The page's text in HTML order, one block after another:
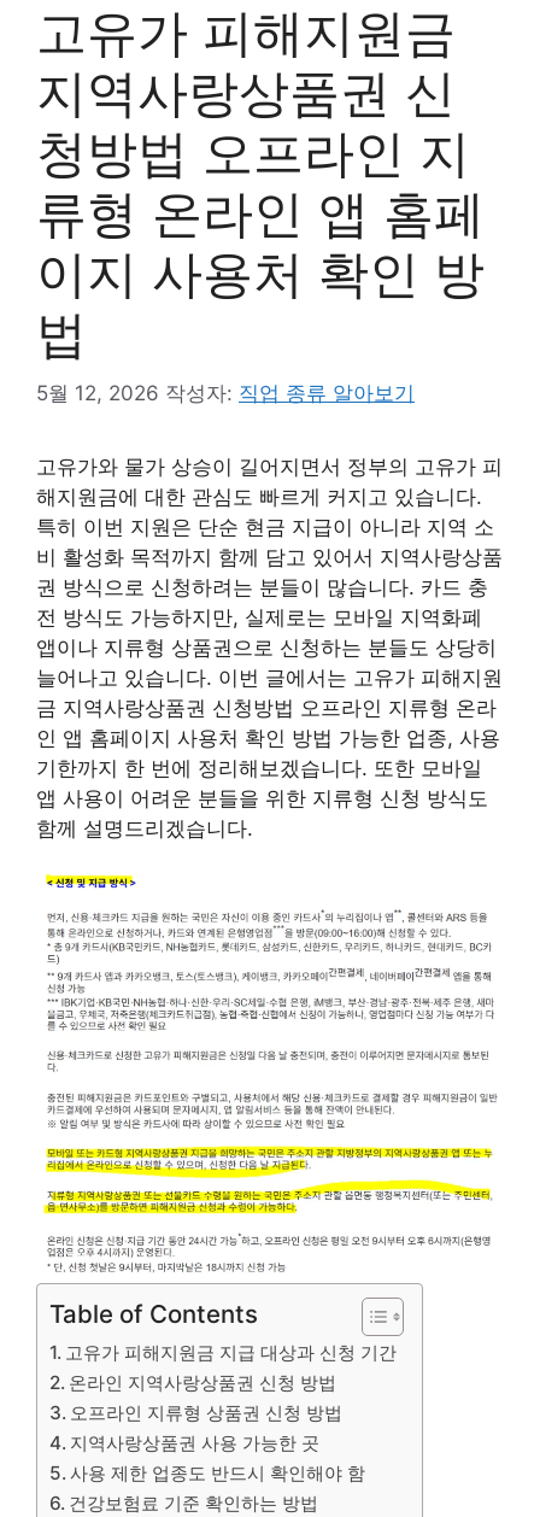
고유가 피해지원금
지역사랑상품권 신
청방법 오프라인 지
류형 온라인 앱 홈페
이지 사용처 확인 방
법
5월 12, 2026 작성자: 직업 종류 알아보기
고유가와 물가 상승이 길어지면서 정부의 고유가 피
해지원금에 대한 관심도 빠르게 커지고 있습니다.
특히 이번 지원은 단순 현금 지급이 아니라 지역 소
비 활성화 목적까지 함께 담고 있어서 지역사랑상품
권 방식으로 신청하려는 분들이 많습니다. 카드 충
전 방식도 가능하지만, 실제로는 모바일 지역화폐
앱이나 지류형 상품권으로 신청하는 분들도 상당히
늘어나고 있습니다. 이번 글에서는 고유가 피해지원
금 지역사랑상품권 신청방법 오프라인 지류형 온라
인 앱 홈페이지 사용처 확인 방법 가능한 업종, 사용
기한까지 한 번에 정리해보겠습니다. 또한 모바일
앱 사용이 어려운 분들을 위한 지류형 신청 방식도
함께 설명드리겠습니다.
Table of Contents
고유가 피해지원금 지급 대상과 신청 기간
온라인 지역사랑상품권 신청 방법
오프라인 지류형 상품권 신청 방법
지역사랑상품권 사용 가능한 곳
사용 제한 업종도 반드시 확인해야 함
건강보험료 기준 확인하는 방법